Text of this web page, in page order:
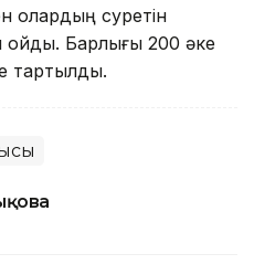
олардың суретін
қойды. Барлығы 200 әке
тартылды.